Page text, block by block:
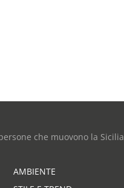
che muovono la Sicilia
AMBIENTE